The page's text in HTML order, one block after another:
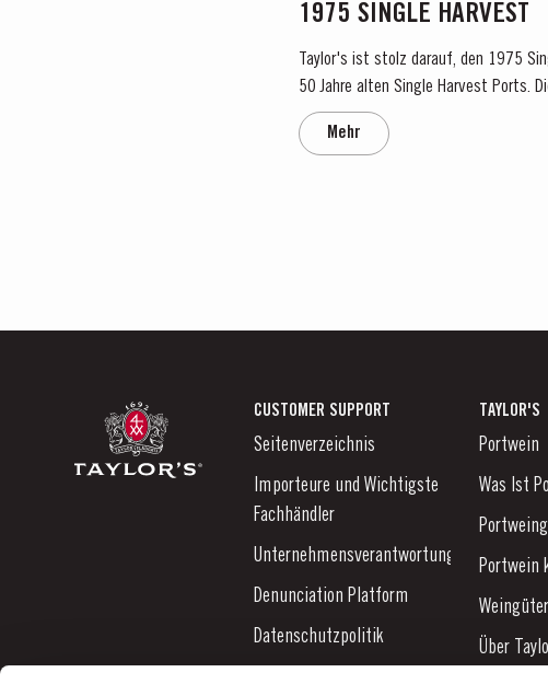
1975 SINGLE HARVEST
Taylor's ist stolz darauf, den 1975
50 Jahre alten Single Harvest Ports.
verkörpert Taylors Engagement für
Mehr
CUSTOMER SUPPORT
Seitenverzeichnis
Importeure und Wichtigste
Fachhändler
Unternehmensverantwortung
Denunciation Platform
Datenschutzpolitik
TAYLOR'S
Portwein
Was Ist
Portwein
Über